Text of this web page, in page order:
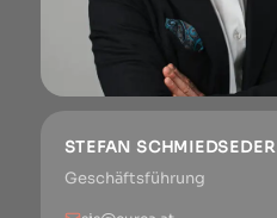
STEFAN SCHMIEDSEDER
Geschäftsführung